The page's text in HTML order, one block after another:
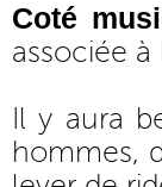
Coté
associée
Il y aura
hommes,